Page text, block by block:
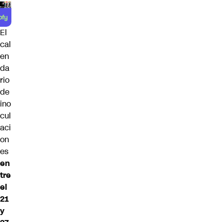
El
cal
en
da
rio
de
ino
cul
aci
on
es
en
tre
el
21
y